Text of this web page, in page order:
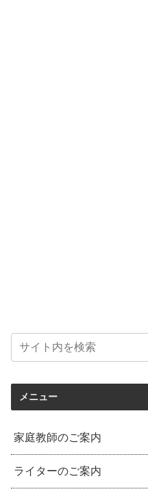
メニュー
家庭教師のご案内
ライターのご案内